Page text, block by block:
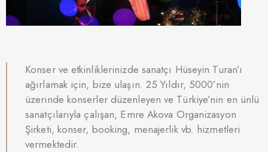
Konser ve etkinliklerinizde sanatçı Hüseyin Turan’ı
ağırlamak için, bize ulaşın. 25 Yıldır, 5000’nin
üzerinde konserler düzenleyen ve Türkiye’nin en ünlü
sanatçılarıyla çalışan, Emre Akova Organizasyon
Şirketi, konser, booking, menajerlik vb. hizmetleri
vermektedir.